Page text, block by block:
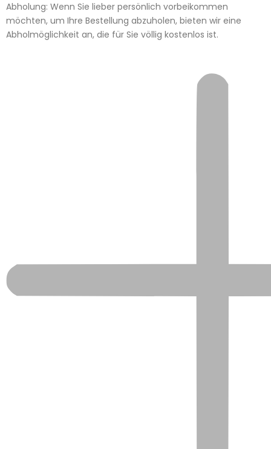
Abholung: Wenn Sie lieber persönlich vorbeikommen
möchten, um Ihre Bestellung abzuholen, bieten wir eine
Abholmöglichkeit an, die für Sie völlig kostenlos ist.